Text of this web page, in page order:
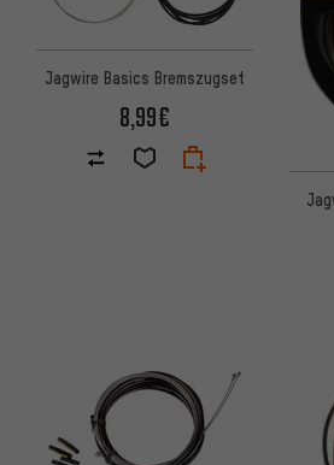
Jagwire Basics Bremszugset
8,99€